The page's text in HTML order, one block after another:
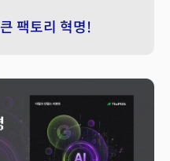
팩토리 혁명!